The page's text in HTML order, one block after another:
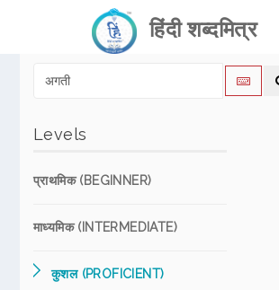
हिंदी शब्दमित्र
Levels
प्राथमिक (BEGINNER)
माध्यमिक (INTERMEDIATE)
कुशल (PROFICIENT)